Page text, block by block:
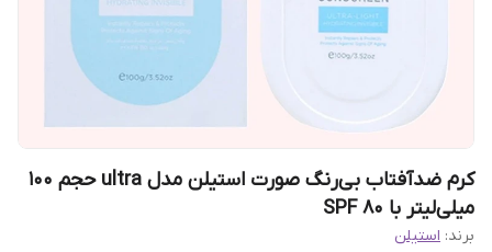
کرم ضدآفتاب بی‌رنگ صورت استیلن مدل ultra حجم 100
میلی‌لیتر با SPF 80
برند: استیلن